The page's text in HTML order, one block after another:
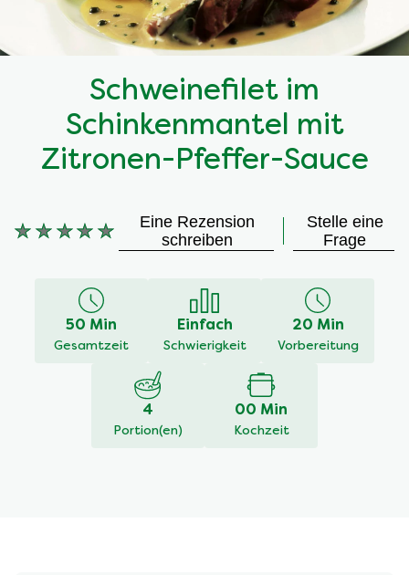
Schweinefilet im
Schinkenmantel mit
Zitronen-Pfeffer-Sauce
Keine
abgegeben
Eine Rezension
schreiben
Stelle eine
Frage
50 Min
Gesamtzeit
Einfach
Schwierigkeit
20 Min
Vorbereitung
4
Portion(en)
00 Min
Kochzeit